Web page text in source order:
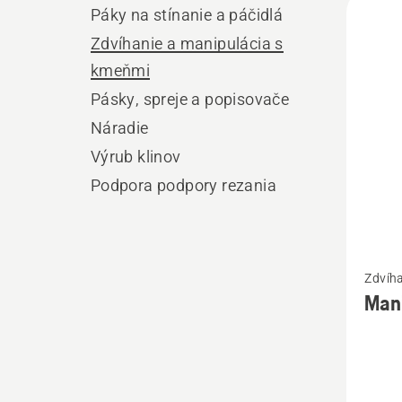
Páky na stínanie a páčidlá
Zdvíhanie a manipulácia s
kmeňmi
Pásky, spreje a popisovače
Náradie
Výrub klinov
Podpora podpory rezania
viac